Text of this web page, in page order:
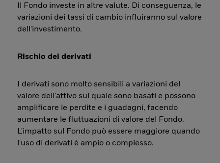
Il Fondo investe in altre valute. Di conseguenza, le
variazioni dei tassi di cambio influiranno sul valore
dell'investimento.
Rischio dei derivati
I derivati sono molto sensibili a variazioni del
valore dell'attivo sul quale sono basati e possono
amplificare le perdite e i guadagni, facendo
aumentare le fluttuazioni di valore del Fondo.
L'impatto sul Fondo può essere maggiore quando
l'uso di derivati è ampio o complesso.